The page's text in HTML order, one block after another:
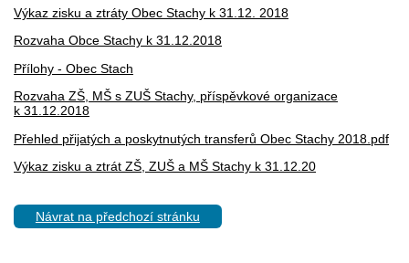
Výkaz zisku a ztráty Obec Stachy k 31.12. 2018
Rozvaha Obce Stachy k 31.12.2018
Přílohy - Obec Stach
Rozvaha ZŠ, MŠ s ZUŠ Stachy, příspěvkové organizace
k 31.12.2018
Přehled přijatých a poskytnutých transferů Obec Stachy 2018.pdf
Výkaz zisku a ztrát ZŠ, ZUŠ a MŠ Stachy k 31.12.20
Návrat na předchozí stránku